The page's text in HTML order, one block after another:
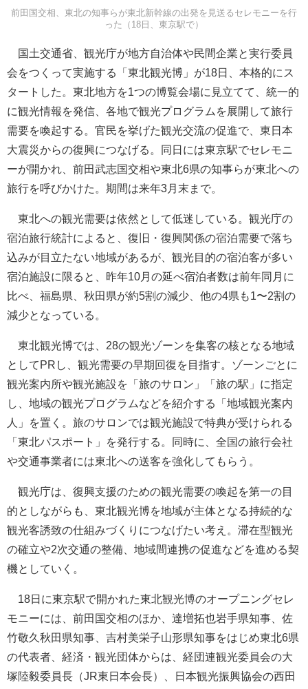
前田国交相、東北の知事らが東北新幹線の出発を見送るセレモニーを行
った（18日、東京駅で）
国土交通省、観光庁が地方自治体や民間企業と実行委員
会をつくって実施する「東北観光博」が18日、本格的にス
タートした。東北地方を1つの博覧会場に見立てて、統一的
に観光情報を発信、各地で観光プログラムを展開して旅行
需要を喚起する。官民を挙げた観光交流の促進で、東日本
大震災からの復興につなげる。同日には東京駅でセレモニ
ーが開かれ、前田武志国交相や東北6県の知事らが東北への
旅行を呼びかけた。期間は来年3月末まで。
東北への観光需要は依然として低迷している。観光庁の
宿泊旅行統計によると、復旧・復興関係の宿泊需要で落ち
込みが目立たない地域があるが、観光目的の宿泊客が多い
宿泊施設に限ると、昨年10月の延べ宿泊者数は前年同月に
比べ、福島県、秋田県が約5割の減少、他の4県も1〜2割の
減少となっている。
東北観光博では、28の観光ゾーンを集客の核となる地域
としてPRし、観光需要の早期回復を目指す。ゾーンごとに
観光案内所や観光施設を「旅のサロン」「旅の駅」に指定
し、地域の観光プログラムなどを紹介する「地域観光案内
人」を置く。旅のサロンでは観光施設で特典が受けられる
「東北パスポート」を発行する。同時に、全国の旅行会社
や交通事業者には東北への送客を強化してもらう。
観光庁は、復興支援のための観光需要の喚起を第一の目
的としながらも、東北観光博を地域が主体となる持続的な
観光客誘致の仕組みづくりにつなげたい考え。滞在型観光
の確立や2次交通の整備、地域間連携の促進などを進める契
機としていく。
18日に東京駅で開かれた東北観光博のオープニングセレ
モニーには、前田国交相のほか、達増拓也岩手県知事、佐
竹敬久秋田県知事、吉村美栄子山形県知事をはじめ東北6県
の代表者、経済・観光団体からは、経団連観光委員会の大
塚陸毅委員長（JR東日本会長）、日本観光振興協会の西田